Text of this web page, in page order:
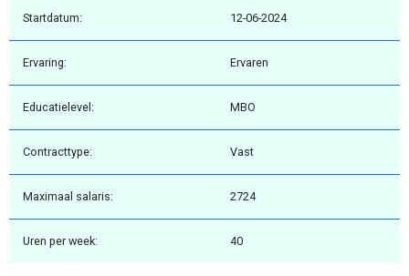
Startdatum: 12-06-2024
Ervaring: Ervaren
Educatielevel: MBO
Contracttype: Vast
Maximaal salaris: 2724
Uren per week: 40